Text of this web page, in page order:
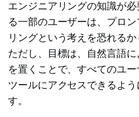
エンジニアリングの知識が
る一部のユーザーは、プロ
リングという考えを恐れるか
ただし、目標は、自然言語
を置くことで、すべてのユ
ツールにアクセスできるよ
す。